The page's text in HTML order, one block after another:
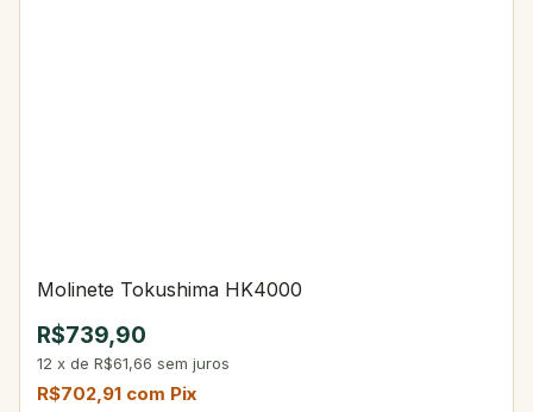
Molinete Tokushima HK4000
R$739,90
12 x de R$61,66 sem juros
R$702,91 com Pix